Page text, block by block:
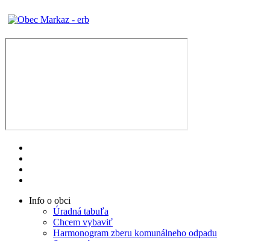
Info o obci
Úradná tabuľa
Chcem vybaviť
Harmonogram zberu komunálneho odpadu